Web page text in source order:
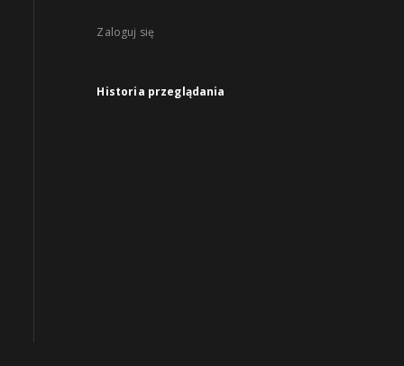
Zaloguj się
Historia przeglądania